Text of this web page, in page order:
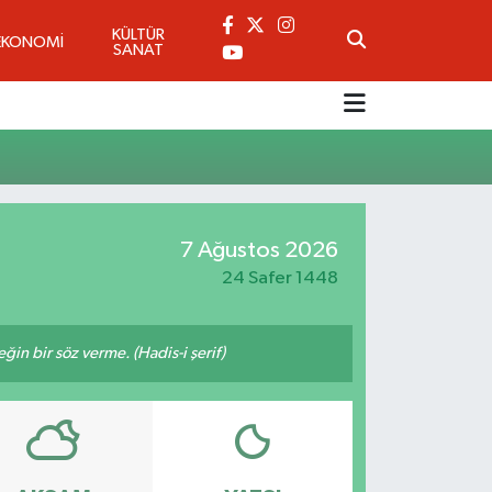
KÜLTÜR
SANAT
7 Ağustos 2026
24 Safer 1448
bir söz verme. (Hadis-i şerif)